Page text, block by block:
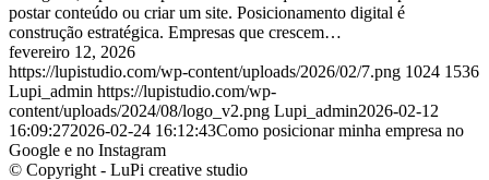
postar conteúdo ou criar um site. Posicionamento digital é
construção estratégica. Empresas que crescem…
fevereiro 12, 2026
https://lupistudio.com/wp-content/uploads/2026/02/7.png 1024 1536
Lupi_admin https://lupistudio.com/wp-
content/uploads/2024/08/logo_v2.png Lupi_admin2026-02-12
16:09:272026-02-24 16:12:43Como posicionar minha empresa no
Google e no Instagram
© Copyright - LuPi creative studio